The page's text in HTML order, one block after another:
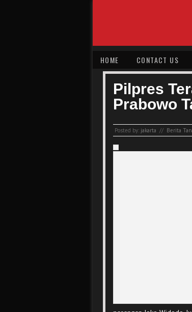
HOME CONTACT US
Pilpres
Prabowo
Posted by: jakarta // Berita